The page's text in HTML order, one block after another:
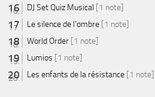
DJ Set Quiz Musical [1 note]
Le silence de l'ombre [1 note]
World Order [1 note]
Lumios [1 note]
Les enfants de la résistance [1 note]